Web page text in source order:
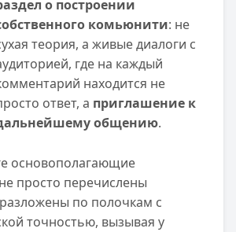
о построении
комьюнити: не
теория, а живые диалоги с
где на каждый
находится не
ответ, а приглашение к
общению.
основополагающие
просто перечислены
по полочкам с
точностью, вызывая у